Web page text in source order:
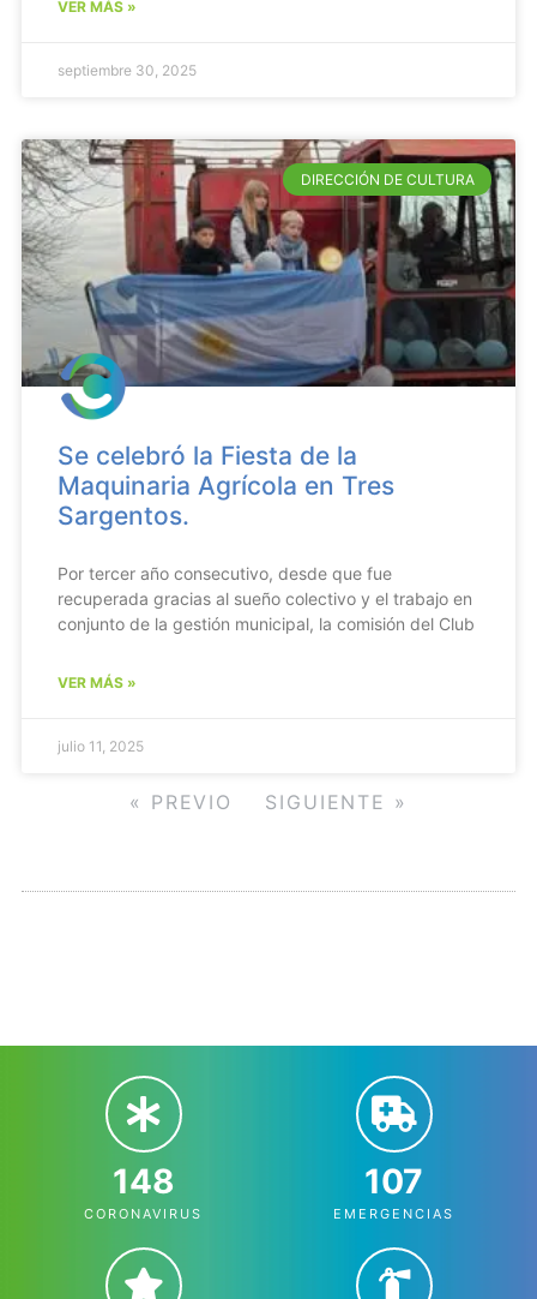
VER MÁS »
septiembre 30, 2025
DIRECCIÓN DE CULTURA
Se celebró la Fiesta de la
Maquinaria Agrícola en Tres
Sargentos.
Por tercer año consecutivo, desde que fue
recuperada gracias al sueño colectivo y el trabajo en
conjunto de la gestión municipal, la comisión del Club
VER MÁS »
julio 11, 2025
« PREVIO SIGUIENTE »
148
CORONAVIRUS
107
EMERGENCIAS